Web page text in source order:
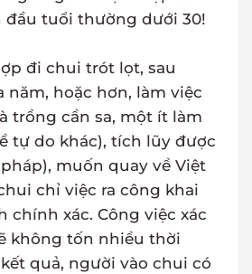
đầu tuổi thường dưới 30!
đi chui trót lọt, sau
năm, hoặc hơn, làm việc
trồng cần sa, một ít làm
tự do khác), tích lũy được
muốn quay về Việt
chỉ việc ra công khai
chính xác. Công việc xác
không tốn nhiều thời
quả, người vào chui có